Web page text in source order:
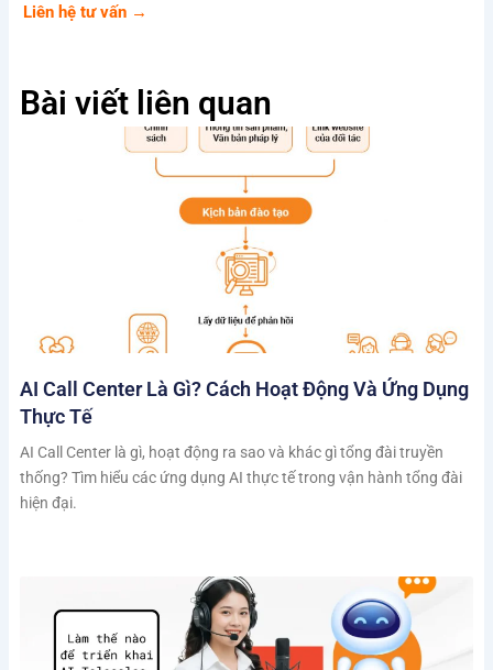
Liên hệ tư vấn →
Bài viết liên quan
AI Call Center Là Gì? Cách Hoạt Động Và Ứng Dụng
Thực Tế
AI Call Center là gì, hoạt động ra sao và khác gì tổng đài truyền
thống? Tìm hiểu các ứng dụng AI thực tế trong vận hành tổng đài
hiện đại.